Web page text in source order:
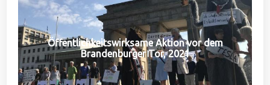
Öffentlichkeitswirksame Aktion vor dem
Brandenburger Tor, 2021